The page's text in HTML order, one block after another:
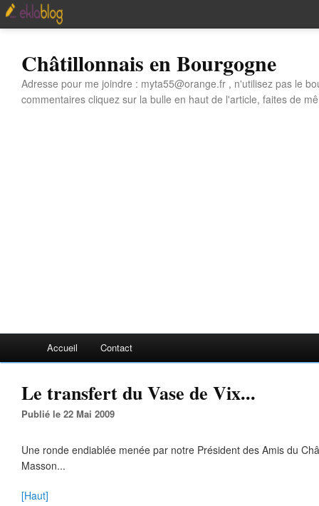
Châtillonnais en Bourgogne
Adresse pour me joindre : myta55@orange.fr , n'utilisez pas le
commentaires cliquez sur la bulle en haut de l'article, faites de
Accueil Contact
Le transfert du Vase de Vix...
Publié le 22 Mai 2009
Une ronde endiablée menée par notre Président des Amis du
Masson...
[Haut]